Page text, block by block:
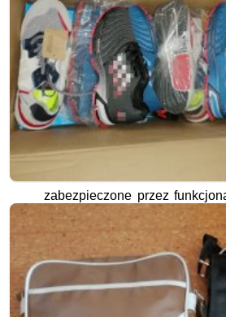
zabezpieczone przez